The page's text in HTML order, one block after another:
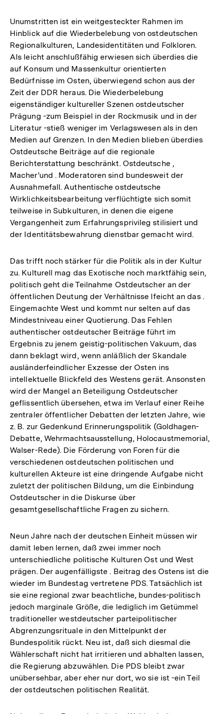
Unumstritten ist ein weitgesteckter Rahmen im
Hinblick auf die Wiederbelebung von ostdeutschen
Regionalkulturen, Landesidentitäten und Folkloren.
Als leicht anschlußfähig erwiesen sich überdies die
auf Konsum und Massenkultur orientierten
Bedürfnisse im Osten, überwiegend schon aus der
Zeit der DDR heraus. Die Wiederbelebung
eigenständiger kultureller Szenen ostdeutscher
Prägung -zum Beispiel in der Rockmusik und in der
Literatur -stieß weniger im Verlagswesen als in den
Medien auf Grenzen. In den Medien blieben überdies
Ostdeutsche Beiträge auf die regionale
Berichterstattung beschränkt. Ostdeutsche ,
Macher'und . Moderatoren sind bundesweit der
Ausnahmefall. Authentische ostdeutsche
Wirklichkeitsbearbeitung verflüchtigte sich somit
teilweise in Subkulturen, in denen die eigene
Vergangenheit zum Erfahrungsprivileg stilisiert und
der Identitätsbewahrung dienstbar gemacht wird.
Das trifft noch stärker für die Politik als in der Kultur
zu. Kulturell mag das Exotische noch marktfähig sein,
politisch geht die Teilnahme Ostdeutscher an der
öffentlichen Deutung der Verhältnisse lfeicht an das .
Eingemachte West und kommt nur selten auf das
Mindestniveau einer Quotierung. Das Fehlen
authentischer ostdeutscher Beiträge führt im
Ergebnis zu jenem geistig-politischen Vakuum, das
dann beklagt wird, wenn anläßlich der Skandale
ausländerfeindlicher Exzesse der Osten ins
intellektuelle Blickfeld des Westens gerät. Ansonsten
wird der Mangel an Beteiligung Ostdeutscher
geflissentlich übersehen, etwa im Verlauf einer Reihe
zentraler öffentlicher Debatten der letzten Jahre, wie
z. B. zur Gedenkund Erinnerungspolitik (Goldhagen-
Debatte, Wehrmachtsausstellung, Holocaustmemorial,
Walser-Rede). Die Förderung von Foren für die
verschiedenen ostdeutschen politischen und
kulturellen Akteure ist eine dringende Aufgabe nicht
zuletzt der politischen Bildung, um die Einbindung
Ostdeutscher in die Diskurse über
gesamtgesellschaftliche Fragen zu sichern.
Neun Jahre nach der deutschen Einheit müssen wir
damit leben lernen, daß zwei immer noch
unterschiedliche politische Kulturen Ost und West
prägen. Der augenfälligste . Beitrag des Ostens ist die
wieder im Bundestag vertretene PDS. Tatsächlich ist
sie eine regional zwar beachtliche, bundes-politisch
jedoch marginale Größe, die lediglich im Getümmel
traditioneller westdeutscher parteipolitischer
Abgrenzungsrituale in den Mittelpunkt der
Bundespolitik rückt. Neu ist, daß sich diesmal die
Wählerschaft nicht hat irritieren und abhalten lassen,
die Regierung abzuwählen. Die PDS bleibt zwar
unübersehbar, aber eher nur dort, wo sie ist -ein Teil
der ostdeutschen politischen Realität.